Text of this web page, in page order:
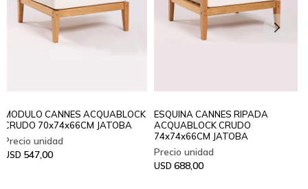
MODULO CANNES ACQUABLOCK
CRUDO 70x74x66CM JATOBA
USD 547,00
ESQUINA CANNES RIPADA
ACQUABLOCK CRUDO
74x74x66CM JATOBA
USD 688,00